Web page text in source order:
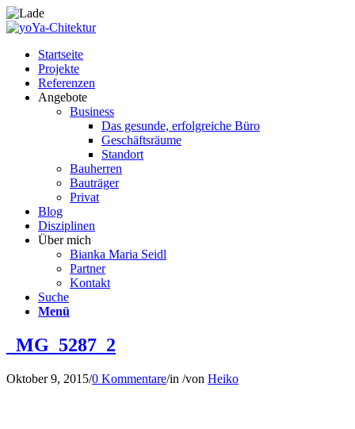
Startseite
Projekte
Referenzen
Angebote
Business
Das gesunde, erfolgreiche Büro
Geschäftsräume
Standort
Bauherren
Bauträger
Privat
Blog
Disziplinen
Über mich
Bianka Maria Seidl
Partner
Kontakt
Suche
Menü
_MG_5287_2
Oktober 9, 2015/0 Kommentare/in /von Heiko